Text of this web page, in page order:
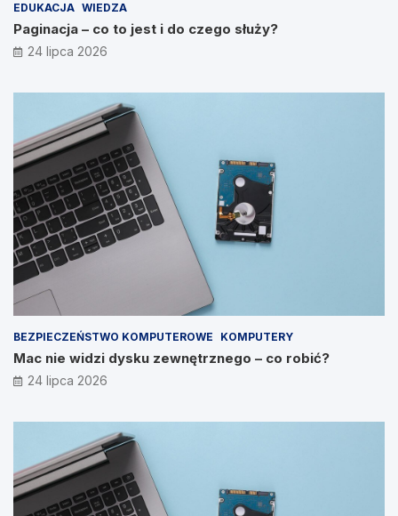
EDUKACJA WIEDZA
Paginacja – co to jest i do czego służy?
24 lipca 2026
BEZPIECZEŃSTWO KOMPUTEROWE KOMPUTERY
Mac nie widzi dysku zewnętrznego – co robić?
24 lipca 2026